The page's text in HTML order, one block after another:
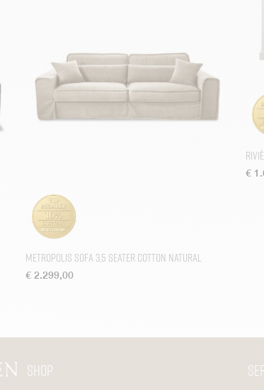
Metropolis Sofa 3,5 Seater Cotton Natural
€ 2.299,00
€
Shop